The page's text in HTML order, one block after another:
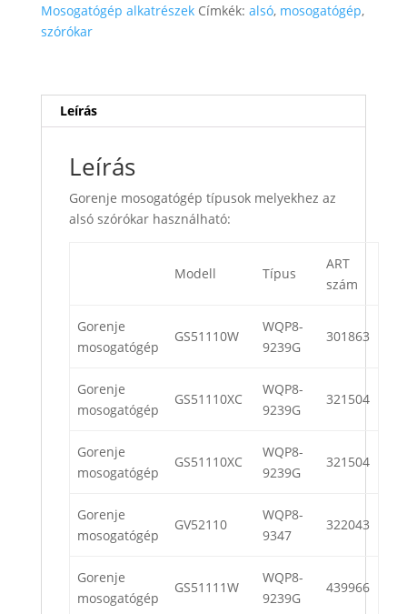
Mosogatógép alkatrészek Címkék: alsó, mosogatógép,
szórókar
Leírás
Leírás
Gorenje mosogatógép típusok melyekhez az
alsó szórókar használható:
Modell Típus
ART
szám
Gorenje
mosogatógép
GS51110W
WQP8-
9239G
301863
Gorenje
mosogatógép
GS51110XC
WQP8-
9239G
321504
Gorenje
mosogatógép
GS51110XC
WQP8-
9239G
321504
Gorenje
mosogatógép
GV52110
WQP8-
9347
322043
Gorenje
mosogatógép
GS51111W
WQP8-
9239G
439966